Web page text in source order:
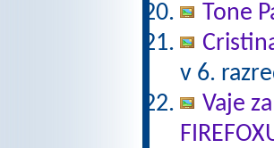
Tone
v 6.
Vaje